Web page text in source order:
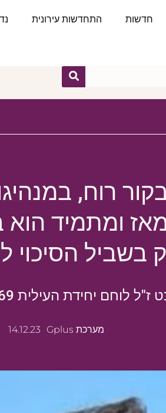
חדשות התחדשות עירונית
בקור רוח,
ומתמיד
בשביל הסיכוי
יחידת העילית 669 נפל בקרב בסג'עייה
מערכת Gplus 14.12.23